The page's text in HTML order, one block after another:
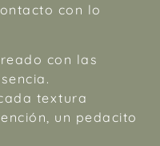
con lo
con las
textura
un pedacito